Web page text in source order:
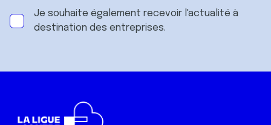
Je souhaite également recevoir l'actualité à
destination des entreprises.